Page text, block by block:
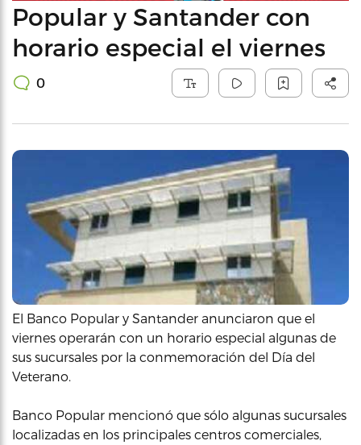
Popular y Santander con
horario especial el viernes
0
El Banco Popular y Santander anunciaron que el
viernes operarán con un horario especial algunas de
sus sucursales por la conmemoración del Día del
Veterano.
Banco Popular mencionó que sólo algunas sucursales
localizadas en los principales centros comerciales,